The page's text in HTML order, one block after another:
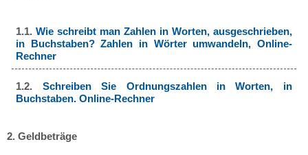
1.1.Wie schreibt man Zahlen in Worten, ausgeschrieben,
in Buchstaben? Zahlen in Wörter umwandeln, Online-
Rechner
1.2. Schreiben Sie Ordnungszahlen in Worten, in
Buchstaben. Online-Rechner
2. Geldbeträge